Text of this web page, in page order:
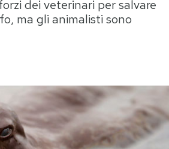
Storie/Idee
Ok Boomer!
Mondiali calcio 2026
dei veterinari per salvare
ma gli animalisti sono